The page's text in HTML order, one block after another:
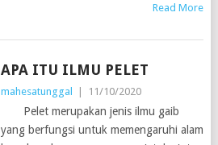
Read More
APA ITU ILMU PELET
mahesatunggal | 11/10/2020
Pelet merupakan jenis ilmu gaib
yang berfungsi untuk memengaruhi alam